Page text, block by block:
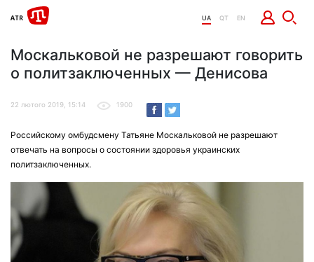
UA QT EN
Москальковой не разрешают говорить
о политзаключенных — Денисова
22 лютого 2019, 15:14 1900
Российскому омбудсмену Татьяне Москальковой не разрешают
отвечать на вопросы о состоянии здоровья украинских
политзаключенных.